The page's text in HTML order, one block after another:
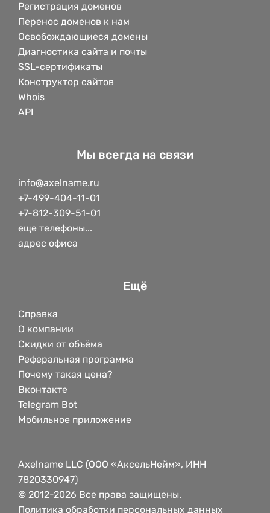
Регистрация доменов
Перенос доменов к нам
Освобождающиеся домены
Диагностика сайта и почты
SSL-сертификаты
Конструктор сайтов
Whois
API
Мы всегда на связи
info@axelname.ru
+7-499-404-11-01
+7-812-309-51-01
еще телефоны...
адрес офиса
Ещё
Справка
О компании
Скидки от объёма
Реферальная программа
Почему такая цена?
Вконтакте
Telegram Bot
Мобильное приложение
Axelname LLC (ООО «АксельНейм», ИНН
7820330947)
© 2012-2026 Все права защищены.
Политика обработки персональных данных